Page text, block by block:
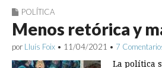
POLÍTICA
Menos retórica y
por Lluís Foix • 11/04/2021 • 7
La política